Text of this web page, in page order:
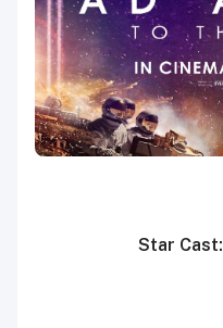
Star Cast: